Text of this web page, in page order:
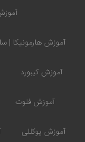
آموزش هارمونیکا |
آموزش کیبورد
آموزش فلوت
آموزش یوکللی